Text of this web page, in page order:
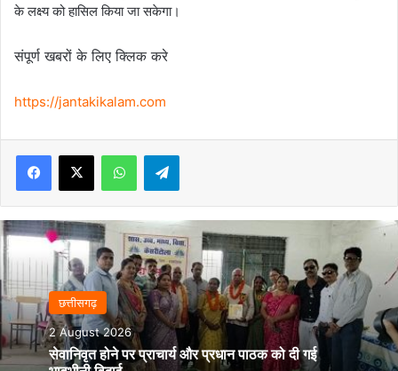
के लक्ष्य को हासिल किया जा सकेगा।
संपूर्ण खबरों के लिए क्लिक करे
https://jantakikalam.com
Facebook
X WhatsAppTelegram
छत्तीसगढ़
2 August 2026
सेवानिवृत होने पर प्राचार्य और प्रधान पाठक को दी गई